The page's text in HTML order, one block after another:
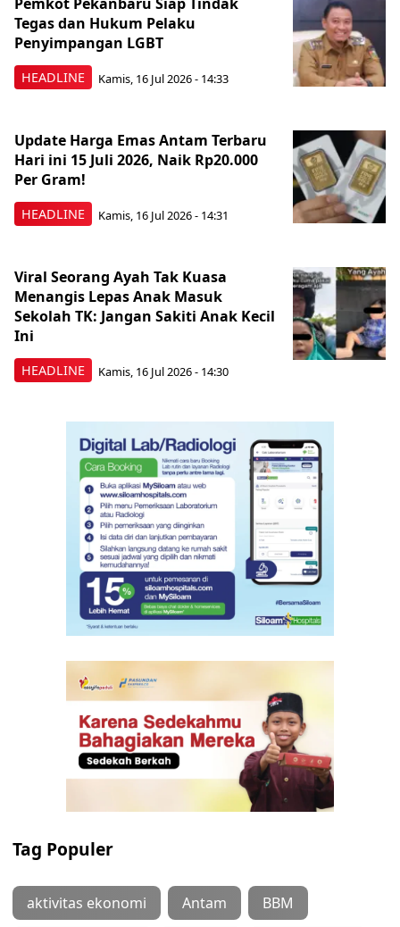
HEADLINE
Tegas dan Hukum Pelaku
Penyimpangan LGBT
Kamis, 16 Jul 2026 - 14:33
HEADLINE
Update Harga Emas Antam Terbaru
Hari ini 15 Juli 2026, Naik Rp20.000
Per Gram!
Kamis, 16 Jul 2026 - 14:31
HEADLINE
Viral Seorang Ayah Tak Kuasa
Menangis Lepas Anak Masuk
Sekolah TK: Jangan Sakiti Anak Kecil
Ini
Kamis, 16 Jul 2026 - 14:30
Tag Populer
aktivitas ekonomi Antam BBM